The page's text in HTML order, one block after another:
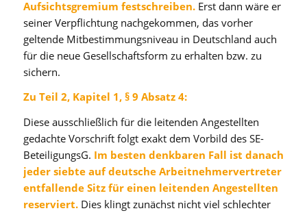
Aufsichtsgremium festschreiben.Erst dann wäre er
seiner Verpflichtung nachgekommen, das vorher
geltende Mitbestimmungsniveau in Deutschland auch
für die neue Gesellschaftsform zu erhalten bzw. zu
sichern.
Zu Teil 2, Kapitel 1, § 9 Absatz 4:
Diese ausschließlich für die leitenden Angestellten
gedachte Vorschrift folgt exakt dem Vorbild des SE-
BeteiligungsG. Im besten denkbaren Fall ist danach
jeder siebte auf deutsche Arbeitnehmervertreter
entfallende Sitz für einen leitenden Angestellten
reserviert.Dies klingt zunächst nicht viel schlechter